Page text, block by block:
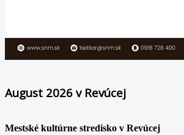
August 2026 v Revúcej
Mestské kultúrne stredisko v Revúcej